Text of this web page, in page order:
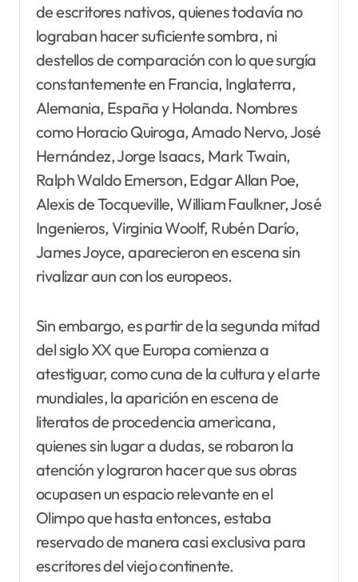
de escritores nativos, quienes todavía no
lograban hacer suficiente sombra, ni
destellos de comparación con lo que surgía
constantemente en Francia, Inglaterra,
Alemania, España y Holanda. Nombres
como Horacio Quiroga, Amado Nervo, José
Hernández, Jorge Isaacs, Mark Twain,
Ralph Waldo Emerson, Edgar Allan Poe,
Alexis de Tocqueville, William Faulkner, José
Ingenieros, Virginia Woolf, Rubén Darío,
James Joyce, aparecieron en escena sin
rivalizar aun con los europeos.
Sin embargo, es partir de la segunda mitad
del siglo XX que Europa comienza a
atestiguar, como cuna de la cultura y el arte
mundiales, la aparición en escena de
literatos de procedencia americana,
quienes sin lugar a dudas, se robaron la
atención y lograron hacer que sus obras
ocupasen un espacio relevante en el
Olimpo que hasta entonces, estaba
reservado de manera casi exclusiva para
escritores del viejo continente.